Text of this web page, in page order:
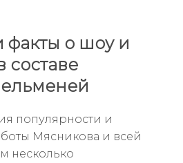
факты о шоу и
составе
популярности и
Мясникова и всей
несколько